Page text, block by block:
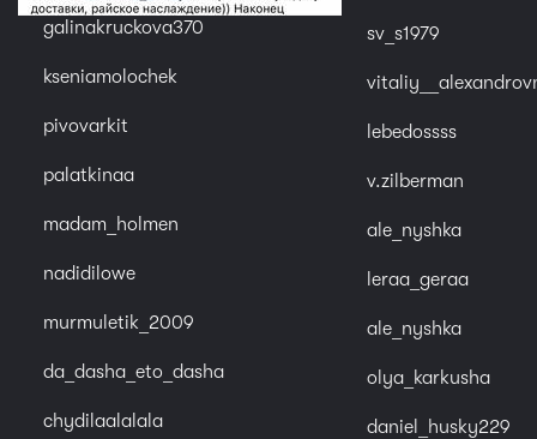
galinakruckova370
kseniamolochek
pivovarkit
palatkinaa
madam_holmen
nadidilowe
murmuletik_2009
da_dasha_eto_dasha
chydilaalalala
sv_s1979
lebedossss
v.zilberman
ale_nyshka
leraa_geraa
ale_nyshka
olya_karkusha
daniel_husky229